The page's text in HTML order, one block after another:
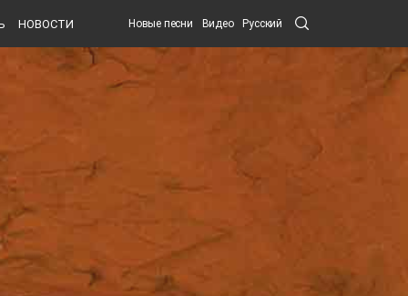
НОВОСТИ Новые песни Видео Русский Search
Submit